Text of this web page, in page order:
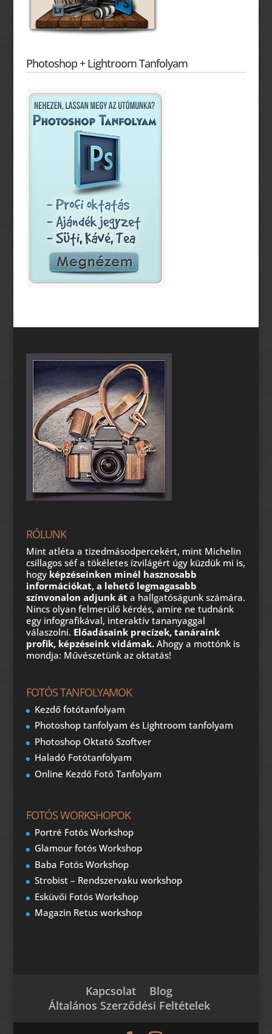
Photoshop + Lightroom Tanfolyam
RÓLUNK
Mint atléta a tizedmásodpercekért, mint Michelin
csillagos séf a tökéletes ízvilágért úgy küzdük mi is,
hogy képzéseinken minél hasznosabb
információkat, a lehető legmagasabb
színvonalon adjunk át a hallgatóságunk számára.
Nincs olyan felmerülő kérdés, amire ne tudnánk
egy infografikával, interaktív tananyaggal
válaszolni. Előadásaink precízek, tanáraink
profik, képzéseink vidámak.Ahogy a mottónk is
mondja: Művészetünk az oktatás!
FOTÓS TANFOLYAMOK
Kezdő fotótanfolyam
Photoshop tanfolyam és Lightroom tanfolyam
Photoshop Oktató Szoftver
Haladó Fotótanfolyam
Online Kezdő Fotó Tanfolyam
FOTÓS WORKSHOPOK
Portré Fotós Workshop
Glamour fotós Workshop
Baba Fotós Workshop
Strobist – Rendszervaku workshop
Esküvői Fotós Workshop
Magazin Retus workshop
Kapcsolat
Blog
Általános Szerződési Feltételek